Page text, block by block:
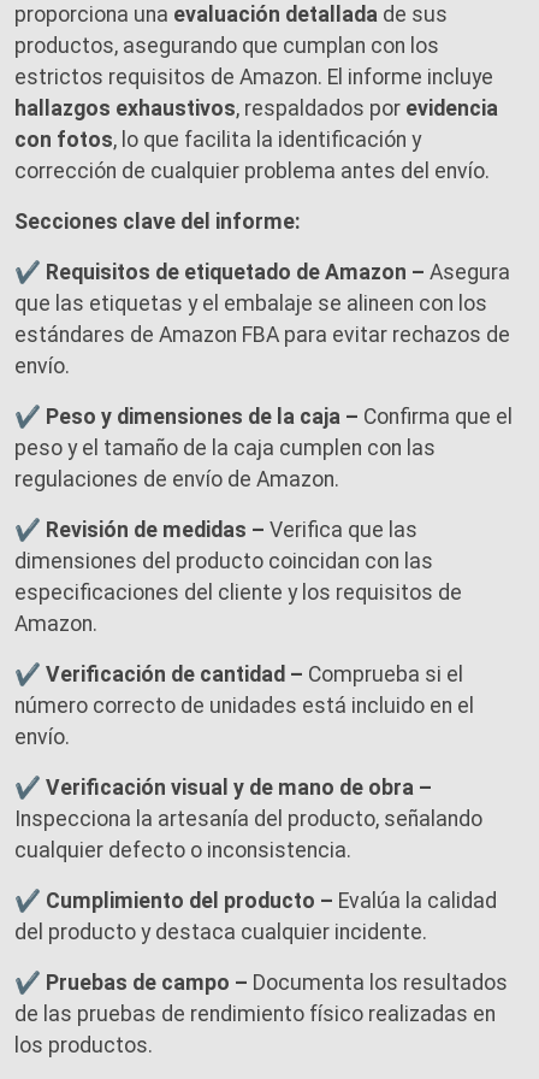
proporciona una evaluación detallada de sus
productos, asegurando que cumplan con los
estrictos requisitos de Amazon. El informe incluye
hallazgos exhaustivos, respaldados por evidencia
con fotos, lo que facilita la identificación y
corrección de cualquier problema antes del envío.
Secciones clave del informe:
✔ Requisitos de etiquetado de Amazon – Asegura
que las etiquetas y el embalaje se alineen con los
estándares de Amazon FBA para evitar rechazos de
envío.
✔ Peso y dimensiones de la caja – Confirma que el
peso y el tamaño de la caja cumplen con las
regulaciones de envío de Amazon.
✔ Revisión de medidas – Verifica que las
dimensiones del producto coincidan con las
especificaciones del cliente y los requisitos de
Amazon.
✔ Verificación de cantidad – Comprueba si el
número correcto de unidades está incluido en el
envío.
✔ Verificación visual y de mano de obra –
Inspecciona la artesanía del producto, señalando
cualquier defecto o inconsistencia.
✔ Cumplimiento del producto – Evalúa la calidad
del producto y destaca cualquier incidente.
✔ Pruebas de campo – Documenta los resultados
de las pruebas de rendimiento físico realizadas en
los productos.